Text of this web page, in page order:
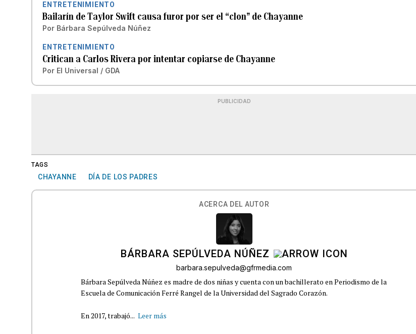
ENTRETENIMIENTO
Bailarín de Taylor Swift causa furor por ser el “clon” de Chayanne
Por Bárbara Sepúlveda Núñez
ENTRETENIMIENTO
Critican a Carlos Rivera por intentar copiarse de Chayanne
Por El Universal / GDA
PUBLICIDAD
TAGS
CHAYANNE DÍA DE LOS PADRES
ACERCA DEL AUTOR
BÁRBARA SEPÚLVEDA NÚÑEZ
barbara.sepulveda@gfrmedia.com
Bárbara Sepúlveda Núñez es madre de dos niñas y cuenta con un bachillerato en Periodismo de la
Escuela de Comunicación Ferré Rangel de la Universidad del Sagrado Corazón.
En 2017, trabajó... Leer más